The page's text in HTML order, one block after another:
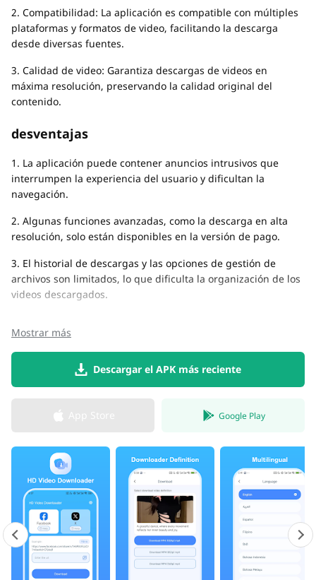
2. Compatibilidad: La aplicación es compatible con múltiples
plataformas y formatos de video, facilitando la descarga
desde diversas fuentes.
3. Calidad de video: Garantiza descargas de videos en
máxima resolución, preservando la calidad original del
contenido.
desventajas
1. La aplicación puede contener anuncios intrusivos que
interrumpen la experiencia del usuario y dificultan la
navegación.
2. Algunas funciones avanzadas, como la descarga en alta
resolución, solo están disponibles en la versión de pago.
3. El historial de descargas y las opciones de gestión de
archivos son limitados, lo que dificulta la organización de los
videos descargados.
Mostrar más
Descargar el APK más reciente
Google Play